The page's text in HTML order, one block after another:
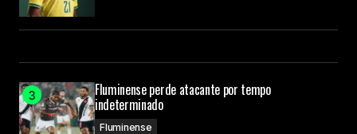
Fluminense perde atacante por tempo
indeterminado
Fluminense